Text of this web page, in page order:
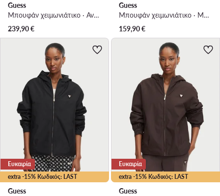
Guess
Μπουφάν χειμωνιάτικο · Ανοιχτό μπεζ
239,90€
Guess
Μπουφάν χειμωνιάτικο · Μαύρο
159,90€
extra -15% Κωδικός: LAST
Ευκαιρία
Guess
extra -15% Κωδικός: LAST
Ευκαιρία
Guess